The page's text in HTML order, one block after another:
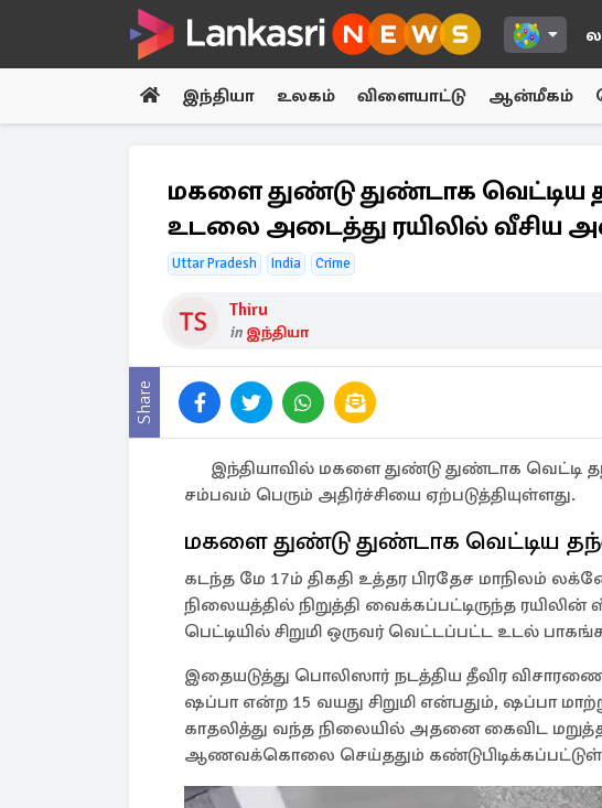
இந்தியா உலகம் விளையாட்டு ஆன்மீகம்
மகளை துண்டு துண்டாக வெட்டிய
உடலை அடைத்து ரயிலில் வீசிய
Uttar Pradesh India Crime
Thiru
in இந்தியா
Share
இந்தியாவில் மகளை துண்டு துண்டாக
சம்பவம் பெரும் அதிர்ச்சியை ஏற்படுத்தியுள்ளது.
மகளை துண்டு துண்டாக வெட்டிய
கடந்த மே 17ம் திகதி உத்தர பிரதேச மாநிலம்
நிலையத்தில் நிறுத்தி வைக்கப்பட்டிருந்த
பெட்டியில் சிறுமி ஒருவர் வெட்டப்பட்ட உடல்
இதையடுத்து பொலிஸார் நடத்திய தீவிர
ஷப்பா என்ற 15 வயது சிறுமி என்பதும், ஷப்பா
காதலித்து வந்த நிலையில் அதனை கைவிட
ஆணவக்கொலை செய்ததும்